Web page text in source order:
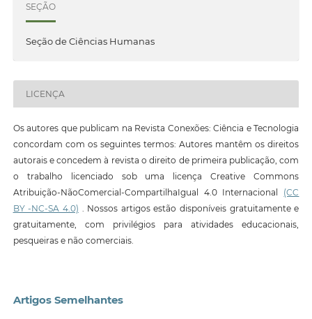
SEÇÃO
Seção de Ciências Humanas
LICENÇA
Os autores que publicam na Revista Conexões: Ciência e Tecnologia
concordam com os seguintes termos: Autores mantêm os direitos
autorais e concedem à revista o direito de primeira publicação, com
o trabalho licenciado sob uma licença Creative Commons
Atribuição-NãoComercial-CompartilhaIgual 4.0 Internacional (CC
BY -NC-SA 4.0) . Nossos artigos estão disponíveis gratuitamente e
gratuitamente, com privilégios para atividades educacionais,
pesqueiras e não comerciais.
Artigos Semelhantes